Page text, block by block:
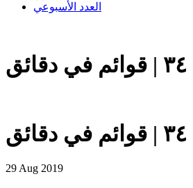
العدد الأسبوعي
29 Aug 2019